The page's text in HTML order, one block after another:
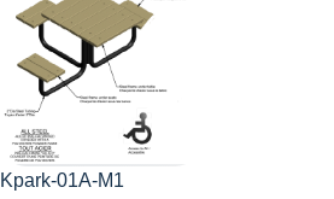
Kpark-01A-M1